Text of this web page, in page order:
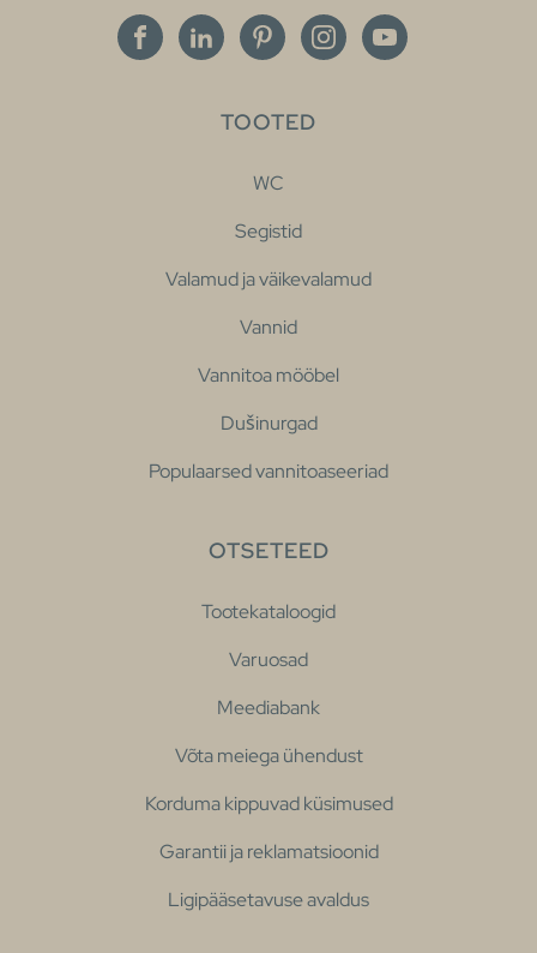
TOOTED
WC
Segistid
Valamud ja väikevalamud
Vannid
Vannitoa mööbel
Dušinurgad
Populaarsed vannitoaseeriad
OTSETEED
Tootekataloogid
Varuosad
Meediabank
Võta meiega ühendust
Korduma kippuvad küsimused
Garantii ja reklamatsioonid
Ligipääsetavuse avaldus